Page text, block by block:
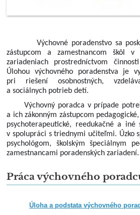
Výchovné poradenstvo sa
zástupcom a zamestnancom škôl v
zariadeniach prostredníctvom
Ú lohou výchovného poradenstva je
pri riešení osobnostných,
a sociálnych potrieb detí.
Výchovný poradca v prípade
a ich zákonným zástupcom
psychoterapeutické, reedukačné a iné
v spolupráci s triednymi učiteľmi. Úzko
psychológom, školským špeciálnym
zamestnancami poradenských zariadení.
Práca výchovného
Úloha a podstata výchovného